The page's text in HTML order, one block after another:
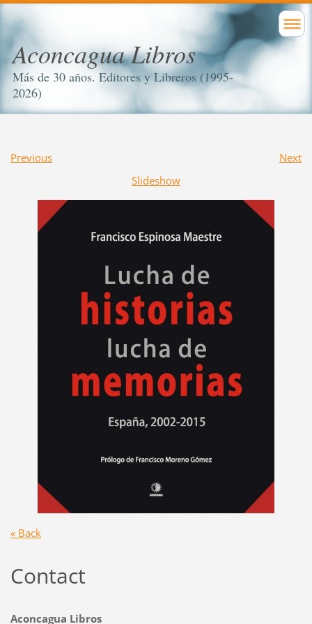
Aconcagua Libros
Más de 30 años. Editores y Libreros (1995-
2026)
Previous
Next
Slideshow
« Back
Contact
Aconcagua Libros